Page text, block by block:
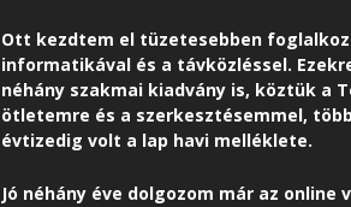
Ott kezdtem el tüzetesebben
informatikával és a távközléssel.
néhány szakmai kiadvány is, köztük a
ötletemre és a szerkesztésemmel,
évtizedig volt a lap havi melléklete.
Jó néhány éve dolgozom már az online